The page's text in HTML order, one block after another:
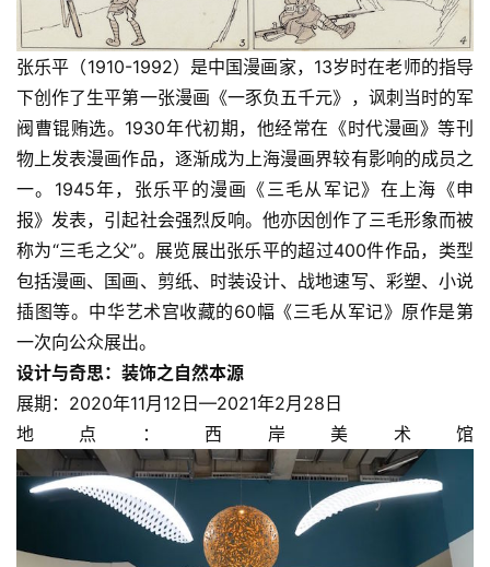
张乐平（1910-1992）是中国漫画家，13岁时在老师的指导
下创作了生平第一张漫画《一豕负五千元》，讽刺当时的军
阀曹锟贿选。1930年代初期，他经常在《时代漫画》等刊
物上发表漫画作品，逐渐成为上海漫画界较有影响的成员之
一。1945年，张乐平的漫画《三毛从军记》在上海《申
报》发表，引起社会强烈反响。他亦因创作了三毛形象而被
称为“三毛之父”。展览展出张乐平的超过400件作品，类型
包括漫画、国画、剪纸、时装设计、战地速写、彩塑、小说
插图等。中华艺术宫收藏的60幅《三毛从军记》原作是第
一次向公众展出。
设计与奇思：装饰之自然本源
展期：2020年11月12日—2021年2月28日
地点：西岸美术馆